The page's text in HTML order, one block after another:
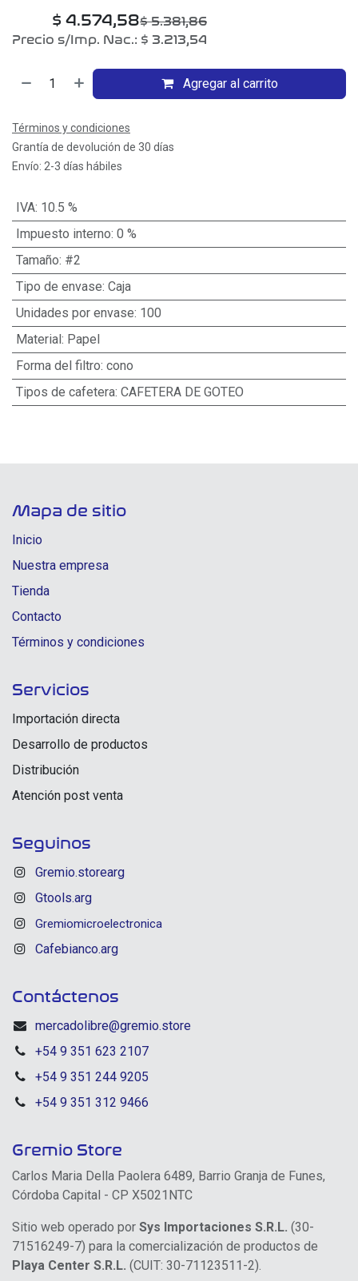
$ 4.574,58$5.381,86
Precio s/Imp. Nac.: $ 3.213,54
Agregar al carrito
Términos y condiciones
Grantía de devolución de 30 días
Envío: 2-3 días hábiles
IVA: 10.5 %
Impuesto interno: 0 %
Tamaño: #2
Tipo de envase: Caja
Unidades por envase: 100
Material: Papel
Forma del filtro: cono
Tipos de cafetera: CAFETERA DE GOTEO
Mapa de sitio
Inicio
Nuestra empresa
Tienda
Contacto
Términos y condiciones
Servicios
Importación directa
Desarrollo de productos
Distribución
Atención post venta
Seguinos
Gremio.storearg
Gtools.arg
Gremiomicroelectronica
Cafebianco.arg
Contáctenos
mercadolibre@gremio.store
+54 9 351 623 2107
+54 9 351 244 9205
+54 9 351 312 9466
Gremio Store
Carlos Maria Della Paolera 6489, Barrio Granja de Funes,
Córdoba Capital - CP X5021NTC
Sitio web operado por Sys Importaciones S.R.L. (30-
71516249-7) para la comercialización de productos de
Playa Center S.R.L. (CUIT: 30-71123511-2).